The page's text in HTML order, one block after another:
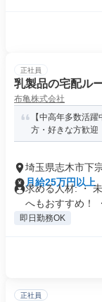
正社員
乳製品の宅配ル
布亀株式会社
【中高年多数活
方・好きな方歓迎
埼玉県志木市下
月給25万円以上
求める人材: ・
へもおすすめ！
即日勤務OK
正社員